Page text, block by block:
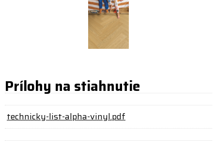
Prílohy na stiahnutie
technicky-list-alpha-vinyl.pdf